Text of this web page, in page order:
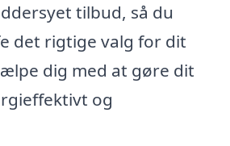
tilbud, så du
det rigtige valg for dit
dig med at gøre dit
og